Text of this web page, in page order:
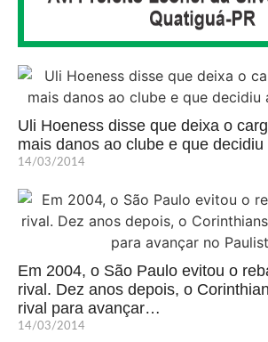
Uli Hoeness disse que deixa o
mais danos ao clube e que
14/03/2014
Em 2004, o São Paulo evitou o
rival. Dez anos depois, o
rival para avançar…
14/03/2014